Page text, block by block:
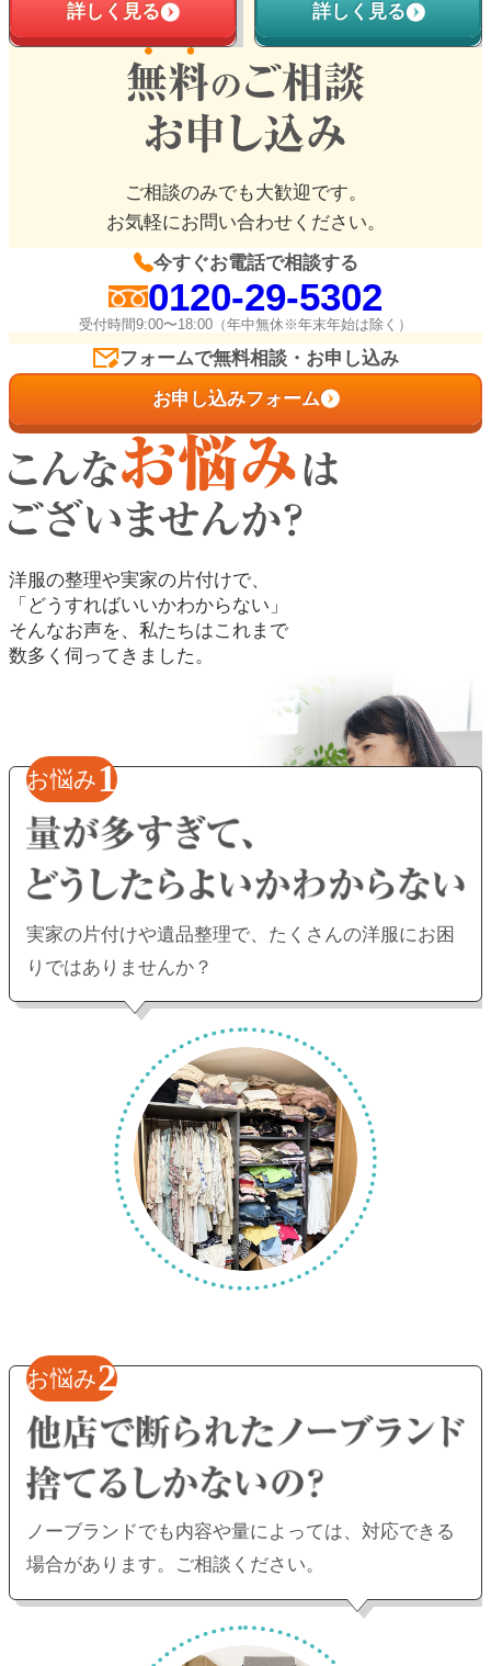
詳しく見る 詳しく見る
ご相談のみでも大歓迎です。
お気軽にお問い合わせください。
今すぐお電話で相談する
0120-29-5302
受付時間9:00〜18:00（年中無休※年末年始は除く）
フォームで無料相談・お申し込み
お申し込みフォーム
洋服の整理や実家の片付けで、
「どうすればいいかわからない」
そんなお声を、私たちはこれまで
数多く伺ってきました。
お悩み1
実家の片付けや遺品整理で、 たくさんの洋服にお困
りではありませんか？
お悩み2
ノーブランドでも内容や量によっては、対応できる
場合があります。ご相談ください。